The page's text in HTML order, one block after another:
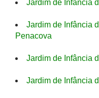
Jardim de Infância
Jardim de Infância
Penacova
Jardim de Infância
Jardim de Infância